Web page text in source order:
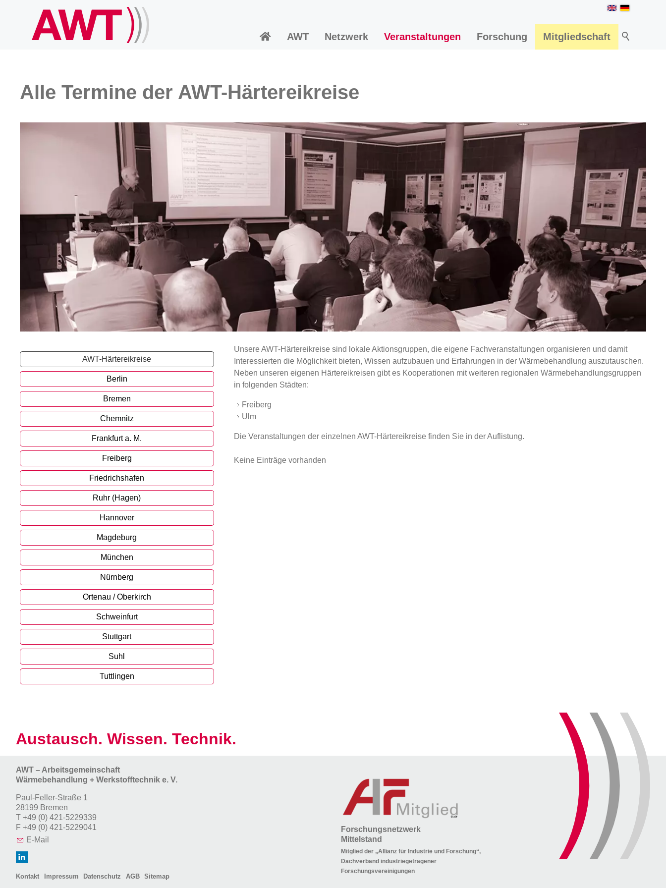
AWT Netzwerk Veranstaltungen Forschung Mitgliedschaft
Alle Termine der AWT-Härtereikreise
AWT-Härtereikreise
Berlin
Bremen
Chemnitz
Frankfurt a. M.
Freiberg
Friedrichshafen
Ruhr (Hagen)
Hannover
Magdeburg
München
Nürnberg
Ortenau / Oberkirch
Schweinfurt
Stuttgart
Suhl
Tuttlingen
Unsere AWT-Härtereikreise sind lokale Aktionsgruppen, die eigene Fachveranstaltungen organisieren und damit
Interessierten die Möglichkeit bieten, Wissen aufzubauen und Erfahrungen in der Wärmebehandlung auszutauschen.
Neben unseren eigenen Härtereikreisen gibt es Kooperationen mit weiteren regionalen Wärmebehandlungsgruppen
in folgenden Städten:
Freiberg
Ulm
Die Veranstaltungen der einzelnen AWT-Härtereikreise finden Sie in der Auflistung.
Keine Einträge vorhanden
Austausch. Wissen. Technik.
AWT – Arbeitsgemeinschaft
Wärmebehandlung + Werkstofftechnik e. V.
Paul-Feller-Straße 1
28199 Bremen
T +49 (0) 421-5229339
F +49 (0) 421-5229041
E-Mail
Kontakt Impressum Datenschutz AGB Sitemap
Forschungsnetzwerk
Mittelstand
Mitglied der „Allianz für Industrie und Forschung“,
Dachverband industriegetragener
Forschungsvereinigungen